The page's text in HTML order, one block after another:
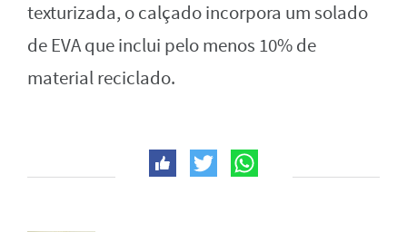
texturizada, o calçado incorpora um solado
de EVA que inclui pelo menos 10% de
material reciclado.